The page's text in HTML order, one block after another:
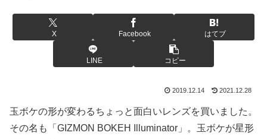
X Facebook はてブ
LINE コピー
2019.12.14 2021.12.28
玉ボケの形が変わるちょっと面白いレンズを買いました。
その名も「GIZMON BOKEH Illuminator」。玉ボケが星形